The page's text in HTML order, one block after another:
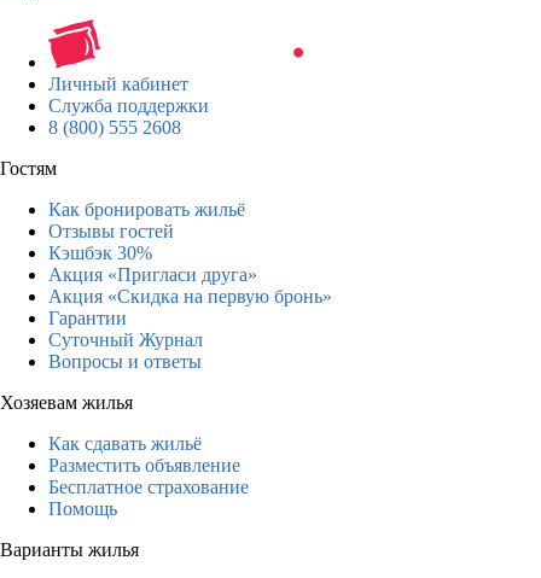
Личный кабинет
Служба поддержки
8 (800) 555 2608
Гостям
Как бронировать жильё
Отзывы гостей
Кэшбэк 30%
Акция «Пригласи друга»
Акция «Скидка на первую бронь»
Гарантии
Суточный Журнал
Вопросы и ответы
Хозяевам жилья
Как сдавать жильё
Разместить объявление
Бесплатное страхование
Помощь
Варианты жилья